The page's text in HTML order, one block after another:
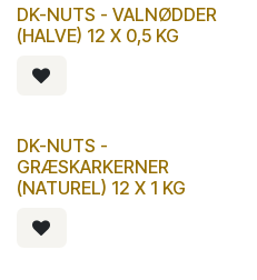
DK-NUTS - VALNØDDER
(HALVE) 12 X 0,5 KG
DK-NUTS -
GRÆSKARKERNER
(NATUREL) 12 X 1 KG